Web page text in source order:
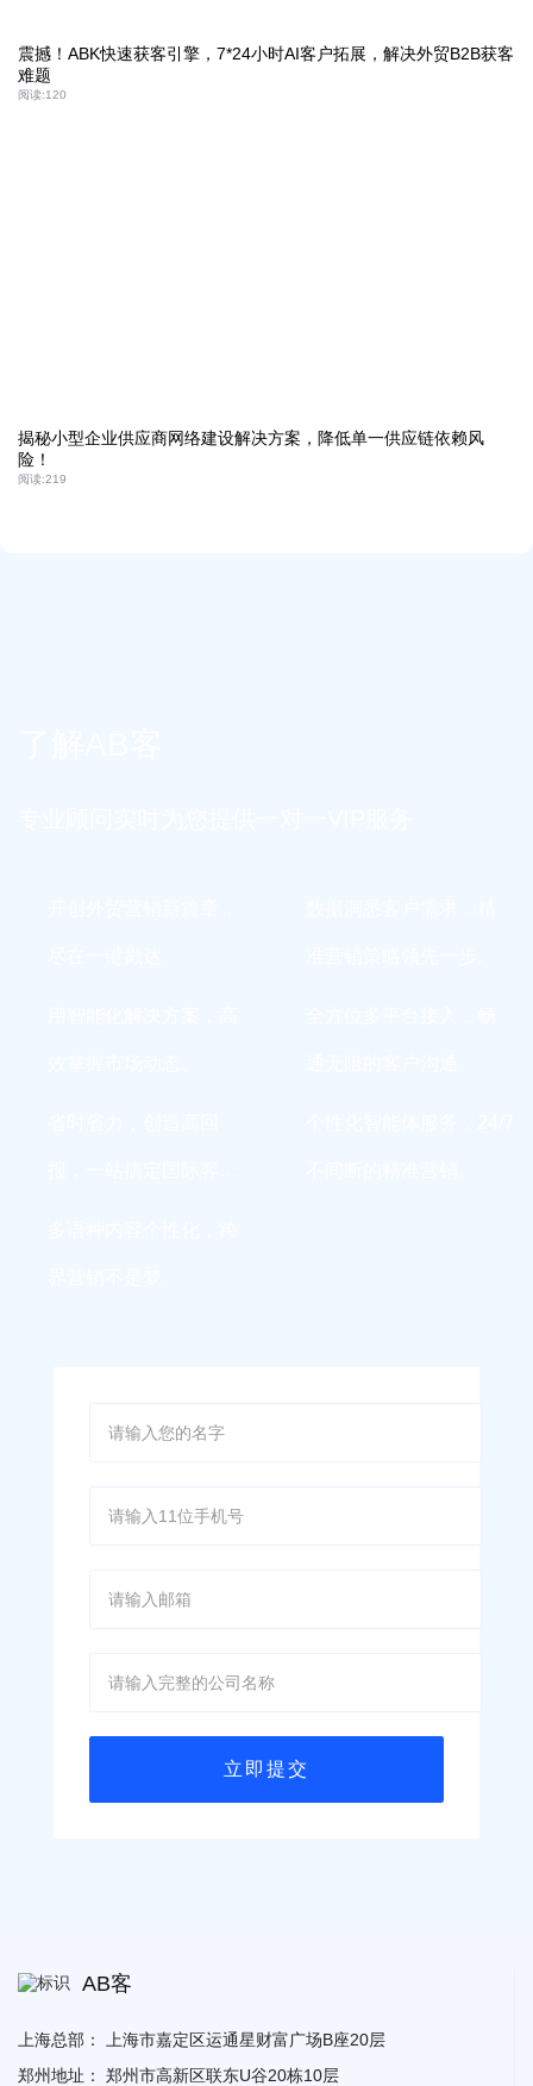
震撼！ABK快速获客引擎，7*24小时AI客户拓展，解决外贸B2B获客
难题
阅读:120
揭秘小型企业供应商网络建设解决方案，降低单一供应链依赖风
险！
阅读:219
AB客
上海总部：
上海市嘉定区运通星财富广场B座20层
郑州地址：
郑州市高新区联东U谷20栋10层